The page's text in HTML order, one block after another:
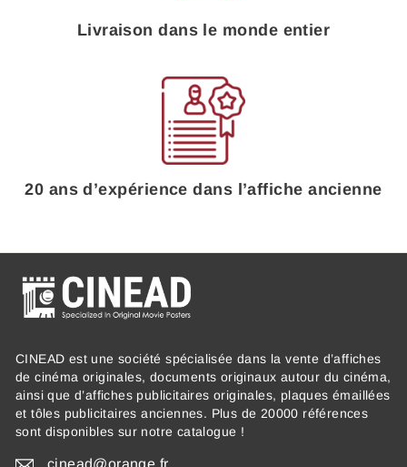
Livraison dans le monde entier
20 ans d’expérience dans l’affiche ancienne
CINEAD est une société spécialisée dans la vente d’affiches
de cinéma originales, documents originaux autour du cinéma,
ainsi que d’affiches publicitaires originales, plaques émaillées
et tôles publicitaires anciennes. Plus de 20000 références
sont disponibles sur notre catalogue !